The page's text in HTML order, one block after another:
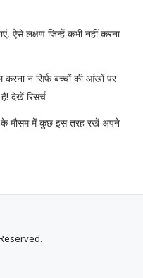
ऐसे लक्षण जिन्हें कभी नहीं करना
न सिर्फ बच्चों की आंखों पर
देखें रिसर्च
के मौसम में कुछ इस तरह रखें अपने